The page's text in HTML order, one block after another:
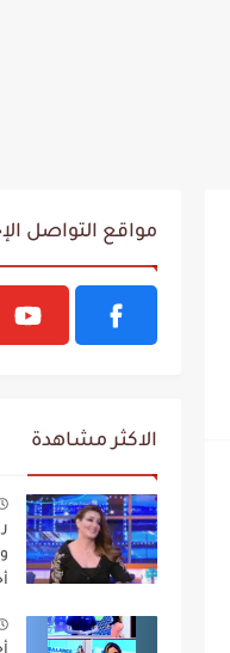
مواقع التواصل
الاكثر مشاهدة